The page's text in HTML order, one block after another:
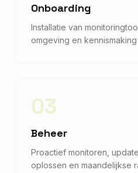
Onboarding
Installatie van
omgeving en kennismaking
03
Beheer
Proactief monitoren,
oplossen en maandelijkse